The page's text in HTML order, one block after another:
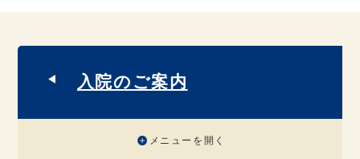
入院のご案内
メニューを開く